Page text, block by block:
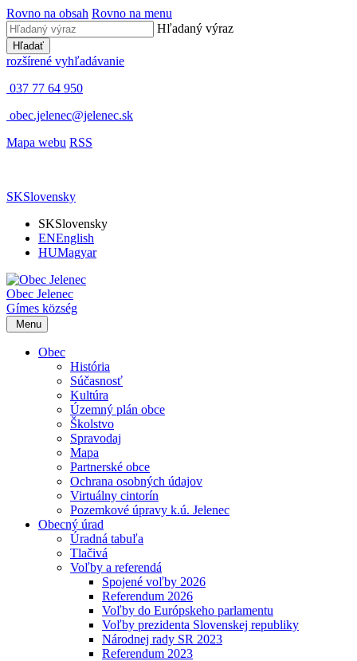
Rovno na obsah Rovno na menu
Hľadaný výraz
Hľadať
rozšírené vyhľadávanie
037 77 64 950
obec.jelenec@jelenec.sk
Mapa webu RSS
SKSlovensky
SKSlovensky
ENEnglish
HUMagyar
Obec Jelenec
Gímes község
Menu
Obec
História
Súčasnosť
Kultúra
Územný plán obce
Školstvo
Spravodaj
Mapa
Partnerské obce
Ochrana osobných údajov
Virtuálny cintorín
Pozemkové úpravy k.ú. Jelenec
Obecný úrad
Úradná tabuľa
Tlačivá
Voľby a referendá
Spojené voľby 2026
Referendum 2026
Voľby do Európskeho parlamentu
Voľby prezidenta Slovenskej republiky
Národnej rady SR 2023
Referendum 2023